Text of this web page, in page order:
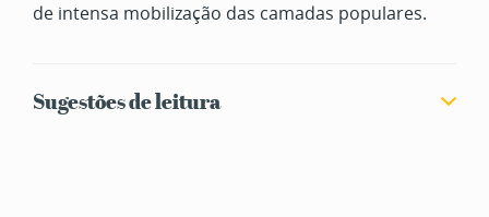
de intensa mobilização das camadas populares.
Sugestões de leitura